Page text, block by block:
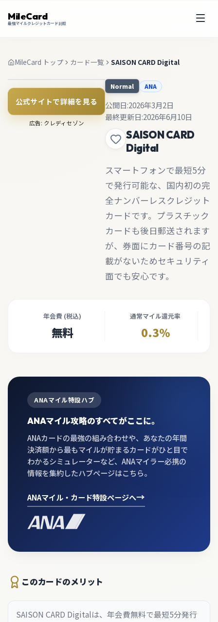
MileCard
最強マイルクレジットカード比較
MileCard トップ カード一覧 SAISON CARD Digital
公式サイトで詳細を見る
広告: クレディセゾン
Normal ANA
公開日:2026年3月2日
最終更新日:2026年6月10日
SAISON CARD
Digital
スマートフォンで最短5分
で発行可能な、国内初の完
全ナンバーレスクレジット
カードです。プラスチック
カードも後日郵送されます
が、券面にカード番号の記
載がないためセキュリティ
面でも安心です。
年会費 (税込)
無料
通常マイル還元率
0.3%
ANAマイル特設ハブ
ANAマイル攻略のすべてがここに。
ANAカードの最強の組み合わせや、あなたの年間
決済額から最もマイルが貯まるカードがひと目で
わかるシミュレーターなど、ANAマイラー必携の
情報を集約したハブページはこちら。
ANAマイル・カード特設ページへ→
このカードのメリット
SAISON CARD Digitalは、年会費無料で最短5分発行